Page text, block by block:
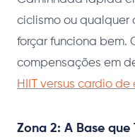
ciclismo ou qualquer
forçar funciona bem.
compensações em
HIIT versus cardio
Zona 2: A Base